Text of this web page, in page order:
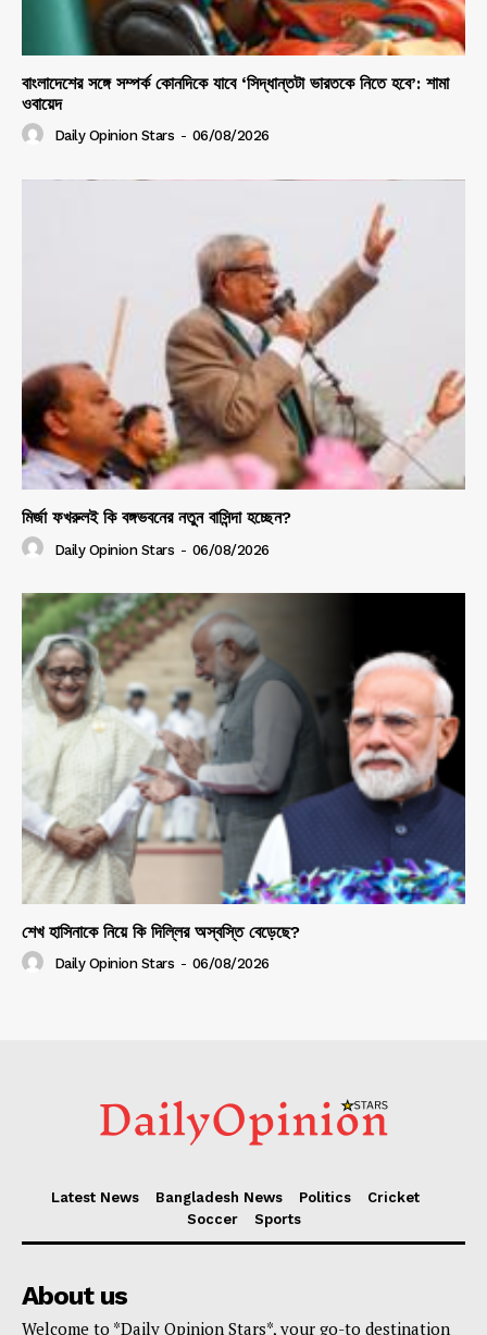
বাংলাদেশের সঙ্গে সম্পর্ক কোনদিকে যাবে ‘সিদ্ধান্তটা ভারতকে নিতে হবে’: শামা
ওবায়েদ
Daily Opinion Stars - 06/08/2026
মির্জা ফখরুলই কি বঙ্গভবনের নতুন বাসিন্দা হচ্ছেন?
Daily Opinion Stars - 06/08/2026
শেখ হাসিনাকে নিয়ে কি দিল্লির অস্বস্তি বেড়েছে?
Daily Opinion Stars - 06/08/2026
Latest News Bangladesh News Politics
Cricket
Soccer
Sports
About us
Welcome to *Daily Opinion Stars*, your go-to destination